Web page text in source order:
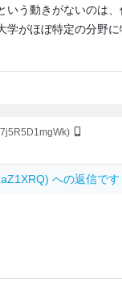
いう動きがないのは
学がほぼ特定の分野
への返信です